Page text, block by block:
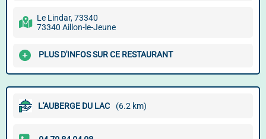
Le Lindar, 73340
73340 Aillon-le-Jeune
PLUS D'INFOS SUR CE RESTAURANT
L'AUBERGE DU LAC (6.2 km)